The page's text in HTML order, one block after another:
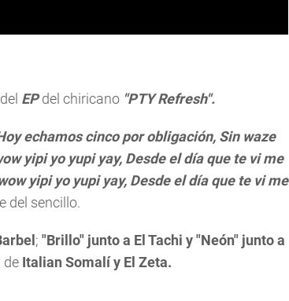
EPdel chiricano "PTY Refresh".
echamos cinco por obligación, Sin waze
yipi yo yupi yay, Desde el día que te vi me
yipi yo yupi yay, Desde el día que te vi me
del sencillo.
; "Brillo" junto a El Tachi y "Neón" junto a
de Italian Somalí y El Zeta.